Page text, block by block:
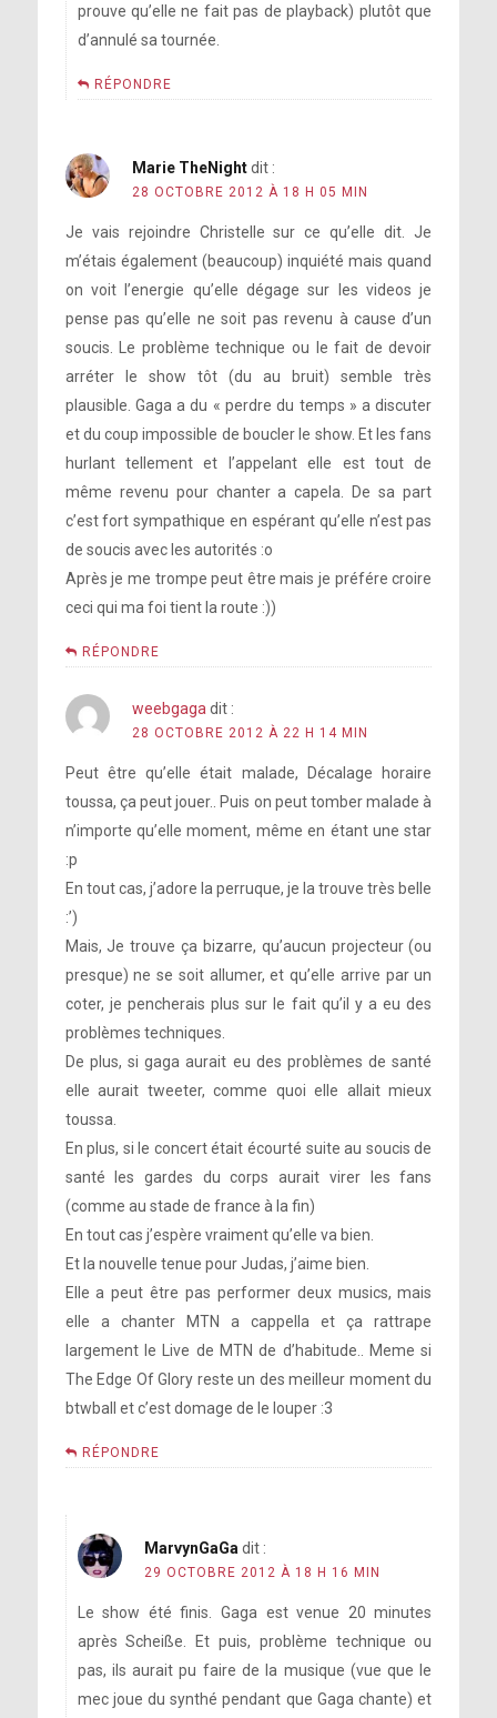
prouve qu’elle ne fait pas de playback) plutôt que
d’annulé sa tournée.
RÉPONDRE
Marie TheNight dit :
28 OCTOBRE 2012 À 18 H 05 MIN
Je vais rejoindre Christelle sur ce qu’elle dit. Je
m’étais également (beaucoup) inquiété mais quand
on voit l’energie qu’elle dégage sur les videos je
pense pas qu’elle ne soit pas revenu à cause d’un
soucis. Le problème technique ou le fait de devoir
arréter le show tôt (du au bruit) semble très
plausible. Gaga a du « perdre du temps » a discuter
et du coup impossible de boucler le show. Et les fans
hurlant tellement et l’appelant elle est tout de
même revenu pour chanter a capela. De sa part
c’est fort sympathique en espérant qu’elle n’est pas
de soucis avec les autorités :o
Après je me trompe peut être mais je préfére croire
ceci qui ma foi tient la route :))
RÉPONDRE
weebgaga dit :
28 OCTOBRE 2012 À 22 H 14 MIN
Peut être qu’elle était malade, Décalage horaire
toussa, ça peut jouer.. Puis on peut tomber malade à
n’importe qu’elle moment, même en étant une star
:p
En tout cas, j’adore la perruque, je la trouve très belle
:’)
Mais, Je trouve ça bizarre, qu’aucun projecteur (ou
presque) ne se soit allumer, et qu’elle arrive par un
coter, je pencherais plus sur le fait qu’il y a eu des
problèmes techniques.
De plus, si gaga aurait eu des problèmes de santé
elle aurait tweeter, comme quoi elle allait mieux
toussa.
En plus, si le concert était écourté suite au soucis de
santé les gardes du corps aurait virer les fans
(comme au stade de france à la fin)
En tout cas j’espère vraiment qu’elle va bien.
Et la nouvelle tenue pour Judas, j’aime bien.
Elle a peut être pas performer deux musics, mais
elle a chanter MTN a cappella et ça rattrape
largement le Live de MTN de d’habitude.. Meme si
The Edge Of Glory reste un des meilleur moment du
btwball et c’est domage de le louper :3
RÉPONDRE
MarvynGaGa dit :
29 OCTOBRE 2012 À 18 H 16 MIN
Le show été finis. Gaga est venue 20 minutes
après Scheiße. Et puis, problème technique ou
pas, ils aurait pu faire de la musique (vue que le
mec joue du synthé pendant que Gaga chante) et